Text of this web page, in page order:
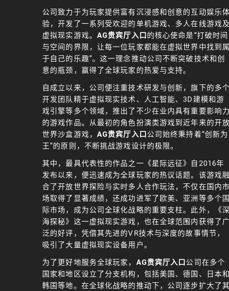
公司致力于为玩家提供富有沉浸感和创意的互动娱乐体
验，开发了一系列受欢迎的单机游戏、多人在线游戏及
虚拟现实游戏。 AG贵宾厅入口的核心使命是“打破时间
与空间的界限，让每一位玩家都能在虚拟世界中找到属
于自己的乐趣”。这一理念推动公司不断突破技术和创
意的瓶颈，赢得了全球玩家的热爱与支持。
自成立以来，公司便注重技术研发与创新，旗下的多个
开发团队精于虚拟现实技术、人工智能、3D建模和游
戏引擎等多个领域，推出了不少在业内具有重要影响力
的游戏作品。从最初的角色扮演类游戏到近年来的开放
世界沙盒游戏， AG贵宾厅入口公司始终秉持着“创新为
王”的原则，不断挑战游戏设计的极限。
其中，最具代表性的作品之一《星际远征》自2016年
发布以来，便迅速成为全球玩家的热议话题。该游戏融
合了开放世界探险与实时多人合作玩法，不仅在国内市
场取得了显著成绩，还成功进军了欧美、亚洲等多个国
际市场，成为公司全球化战略的重要支柱。此外，《深
海探秘》这一虚拟现实游戏，也在全球范围内获得了广
泛的好评，凭借其先进的VR技术与深度的故事情节，
吸引了大量虚拟现实设备用户。
为了更好地服务全球玩家， AG贵宾厅入口公司在多个
国家和地区设立了分支机构，包括美国、德国、日本和
韩国等地。在全球化战略的推动下，公司逐步扩大了其